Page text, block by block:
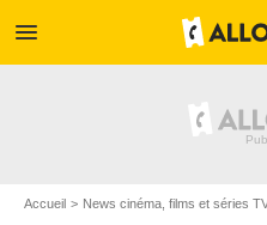
menu
Accueil News cinéma, films et séries